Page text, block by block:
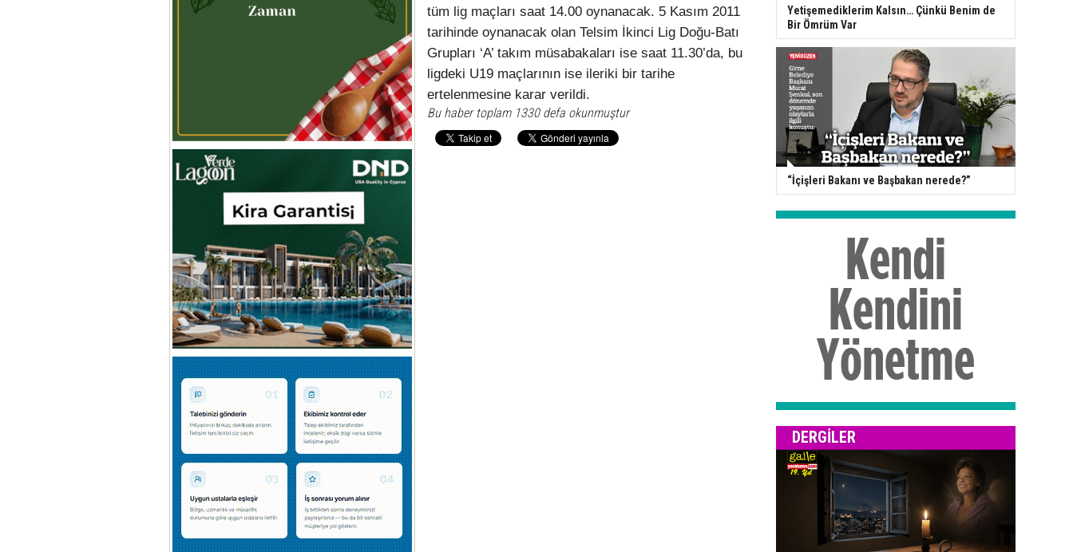
tüm lig maçları saat 14.00 oynanacak. 5 Kasım 2011
tarihinde oynanacak olan Telsim İkinci Lig Doğu-Batı
Grupları ‘A’ takım müsabakaları ise saat 11.30’da, bu
ligdeki U19 maçlarının ise ileriki bir tarihe
ertelenmesine karar verildi.
Bu haber toplam 1330 defa okunmuştur
Yetişemediklerim Kalsın… Çünkü Benim de
Bir Ömrüm Var
“İçişleri Bakanı ve Başbakan nerede?”
DERGILER